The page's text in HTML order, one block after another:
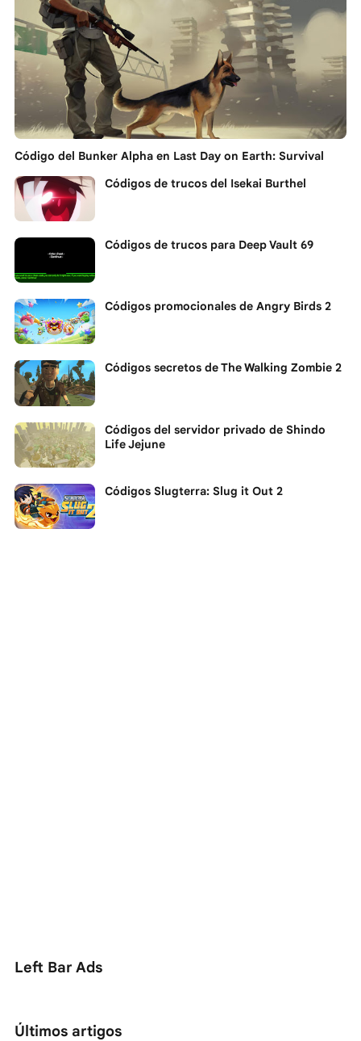
Código del Bunker Alpha en Last Day on Earth: Survival
Códigos de trucos del Isekai Burthel
Códigos de trucos para Deep Vault 69
Códigos promocionales de Angry Birds 2
Códigos secretos de The Walking Zombie 2
Códigos del servidor privado de Shindo
Life Jejune
Códigos Slugterra: Slug it Out 2
Left Bar Ads
Últimos artigos